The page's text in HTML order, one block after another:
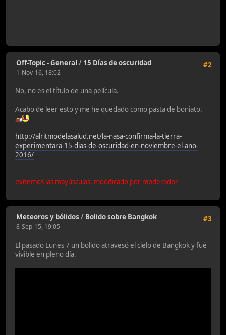
#2
Off-Topic - General / 15 Días de oscuridad
1-Nov-16, 18:02
No, no es el título de una película.
Acabo de leer esto y me he quedado como pasta de boniato.
http://alritmodelasalud.net/la-nasa-confirma-la-tierra-
experimentara-15-dias-de-oscuridad-en-noviembre-el-ano-
2016/
evitemos las mayúsculas, modificado por moderador
#3
Meteoros y bólidos / Bolido sobre Bangkok
8-Sep-15, 19:05
El pasado Lunes 7 un bolido atravesó el cielo de Bangkok y fué
vivible en pleno día.